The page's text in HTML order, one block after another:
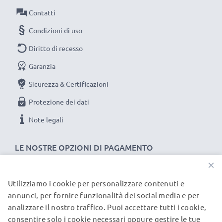
LE NOSTRE OPZIONI DI PAGAMENTO
Contatti
Condizioni di uso
Diritto di recesso
Garanzia
Sicurezza & Certificazioni
Protezione dei dati
Note legali
I NOSTRI PARTNER DI SPEDIZIONE
×
Utilizziamo i cookie per personalizzare contenuti e
annunci, per fornire funzionalità dei social media e per
analizzare il nostro traffico. Puoi accettare tutti i cookie,
consentire solo i cookie necessari oppure gestire le tue